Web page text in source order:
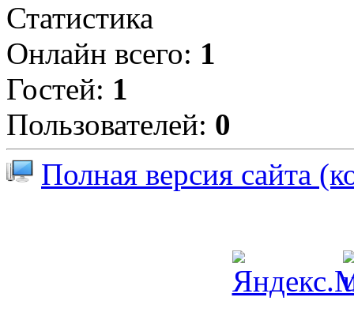
Статистика
Онлайн всего: 1
Гостей: 1
Пользователей: 0
Полная версия сайта